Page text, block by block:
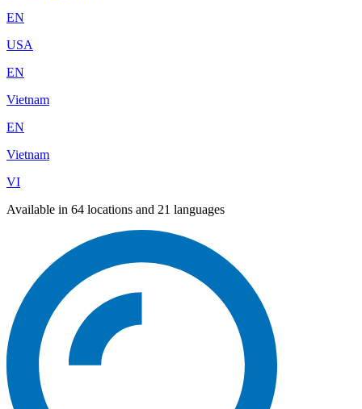
EN
USA
EN
Vietnam
EN
Vietnam
VI
Available in 64 locations and 21 languages